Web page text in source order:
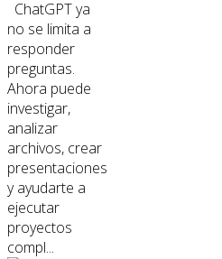
ChatGPT ya
no se limita a
responder
preguntas.
Ahora puede
investigar,
analizar
archivos, crear
presentaciones
y ayudarte a
ejecutar
proyectos
compl...